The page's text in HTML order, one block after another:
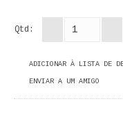
COSMOS DIREITO
ECONOMIA, GESTÃO,
Qtd:
ADICIONAR À LISTA DE
ENVIAR A UM AMIGO